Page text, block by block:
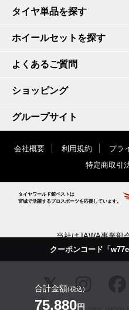
クーポンコード「
合計金額(税込)
75,880円
タイヤ単品を探す
ホイールセットを探す
よくあるご質問
ショッピング
グループサイト
会社概要 利用規約 プラ
特定商取引
タイヤワールド館ベストは
宮城で活躍するプロスポーツを応援しています。
当社はJAWA事業部